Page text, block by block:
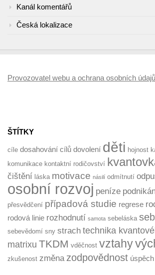
Kanál komentářů
Česká lokalizace
Provozovatel webu a ochrana osobních údajů
ŠTÍTKY
cíle dosahování cílů dovolení děti hojnost
komunikace kontaktní rodičovství
čištění láska motivace násilí odmítnutí
osobní rozvoj peníze
přesvědčení případová studie regrese
rodová linie rozhodnutí samota sebeláska
sebevědomí sny strach technika
matrixu TKDM vděčnost vztahy
zkušenost změna zodpovědnost úspěch